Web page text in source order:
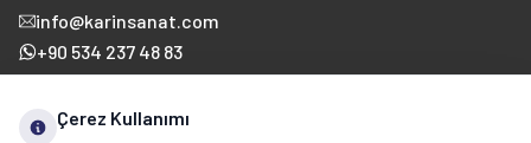
info@karinsanat.com
+90 534 237 48 83
Çerez Kullanımı